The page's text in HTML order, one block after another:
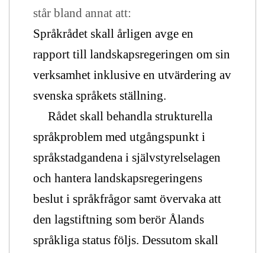
står bland annat att:
Språkrådet skall årligen avge en
rapport till landskapsregeringen om sin
verksamhet inklusive en utvärdering av
svenska språkets ställning.
Rådet skall behandla strukturella
språkproblem med utgångspunkt i
språkstadgandena i självstyrelselagen
och hantera landskapsregeringens
beslut i språkfrågor samt övervaka att
den lagstiftning som berör Ålands
språkliga status följs. Dessutom skall